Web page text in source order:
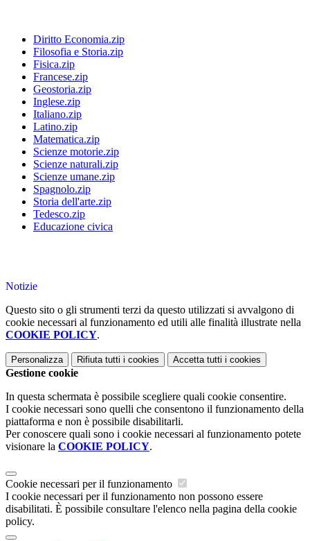
Diritto Economia.zip
Filosofia e Storia.zip
Fisica.zip
Francese.zip
Geostoria.zip
Inglese.zip
Italiano.zip
Latino.zip
Matematica.zip
Scienze motorie.zip
Scienze naturali.zip
Scienze umane.zip
Spagnolo.zip
Storia dell'arte.zip
Tedesco.zip
Educazione civica
Notizie
Questo sito o gli strumenti terzi da questo utilizzati si avvalgono di
cookie necessari al funzionamento ed utili alle finalità illustrate nella
COOKIE POLICY.
Personalizza Rifiuta tutti i cookies Accetta tutti i cookies
Gestione cookie
In questa schermata è possibile scegliere quali cookie consentire.
I cookie necessari sono quelli che consentono il funzionamento della
piattaforma e non è possibile disabilitarli.
Per conoscere quali sono i cookie necessari al funzionamento potete
visionare la COOKIE POLICY.
Cookie necessari per il funzionamento
I cookie necessari per il funzionamento non possono essere
disabilitati. È possibile consultare l'elenco nella pagina della cookie
policy.